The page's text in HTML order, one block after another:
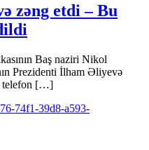
zəng etdi – Bu
Baş naziri Nikol
Prezidenti İlham Əliyevə
telefon […]